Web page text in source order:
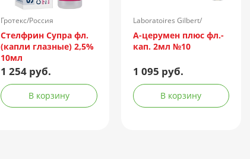
Гротекс/Россия
Стелфрин Супра фл.
(капли глазные) 2,5%
10мл
1 254 руб.
В корзину
Laboratoires Gilbert/
Франция
А-церумен плюс фл.-
кап. 2мл №10
1 095 руб.
В корзину